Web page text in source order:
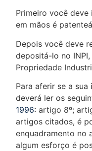
Primeiro você
em mãos é
Depois você deve
depositá-lo no
Propriedade
Para aferir se a
deverá ler os
1996: artigo 8º;
artigos citados, é
enquadramento no
algum esforço é